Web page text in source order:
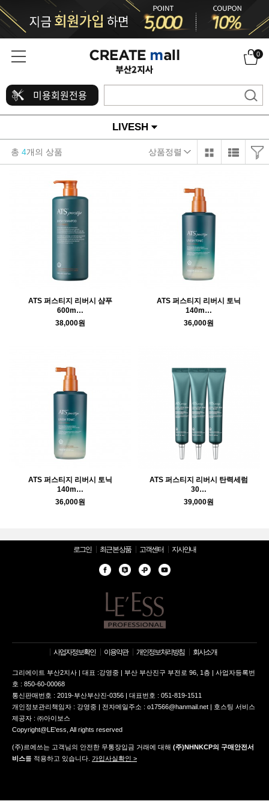
0
미용회원전용
LIVESH
총 4개의 상품 상품정렬
ATS 퍼스티지 리버시 샴푸
600m…
38,000원
ATS 퍼스티지 리버시 토닉
140m…
36,000원
ATS 퍼스티지 리버시 토닉
140m…
36,000원
ATS 퍼스티지 리버시 탄력세럼
30…
39,000원
로그인 최근 본 상품 고객센터 지사안내
사업자정보확인 이용약관 개인정보처리방침 회사소개
그리에이트 부산2지사 | 대표 :강영중 | 부산 부산진구 부전로 96, 1층 | 사업자등록번
호 : 850-60-00068
통신판매번호 : 2019-부산부산진-0356 | 대표번호 : 051-819-1511
개인정보관리책임자 : 강영중 | 전자메일주소 : o17566@hanmail.net | 호스팅 서비스
제공자 : ㈜아이보스
Copyright@LE'ess, All rights reserved
(주)르에쓰는 고객님의 안전한 무통장입금 거래에 대해 (주)NHNKCP의 구매안전서
비스를 적용하고 있습니다. 가입사실확인 >